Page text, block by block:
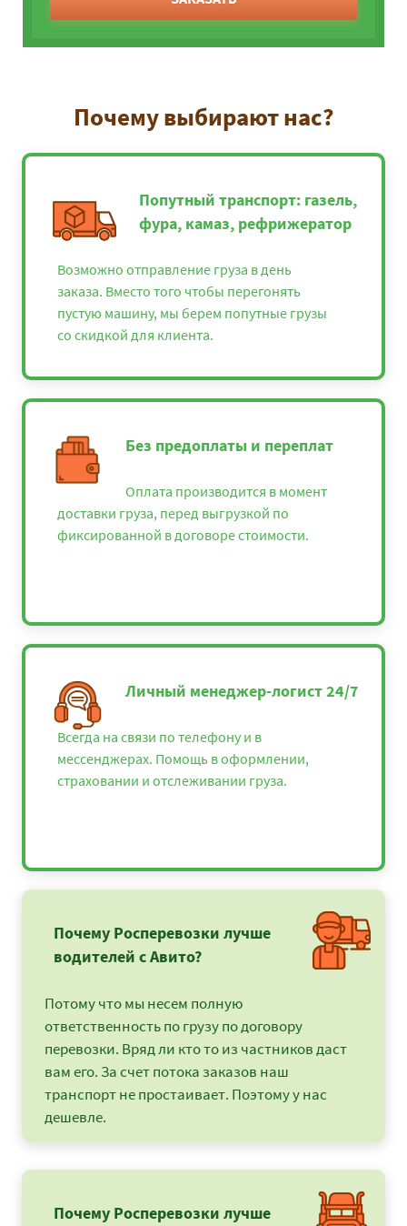
Почему выбирают нас?
Попутный транспорт: газель,
фура, камаз, рефрижератор
Возможно отправление груза в день
заказа. Вместо того чтобы перегонять
пустую машину, мы берем попутные грузы
со скидкой для клиента.
Без предоплаты и переплат
Оплата производится в момент
доставки груза, перед выгрузкой по
фиксированной в договоре стоимости.
Личный менеджер-логист 24/7
Всегда на связи по телефону и в
мессенджерах. Помощь в оформлении,
страховании и отслеживании груза.
Почему Росперевозки лучше
водителей с Авито?
Потому что мы несем полную
ответственность по грузу по договору
перевозки. Вряд ли кто то из частников даст
вам его. За счет потока заказов наш
транспорт не простаивает. Поэтому у нас
дешевле.
Почему Росперевозки лучше